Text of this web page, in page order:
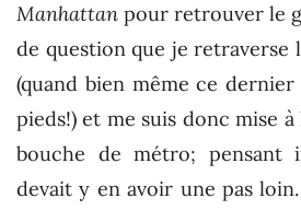
Manhattan pour retrouver le
de question que je retraverse
(quand bien même ce
pieds!) et me suis donc mise à
bouche de métro; pensant
devait y en avoir une pas